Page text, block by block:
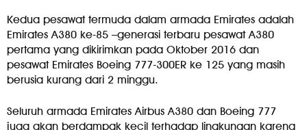
Kedua pesawat termuda dalam armada Emirates adalah
Emirates A380 ke-85 –generasi terbaru pesawat A380
pertama yang dikirimkan pada Oktober 2016 dan
pesawat Emirates Boeing 777-300ER ke 125 yang masih
berusia kurang dari 2 minggu.
Seluruh armada Emirates Airbus A380 dan Boeing 777
juga akan berdampak kecil terhadap lingkungan karena